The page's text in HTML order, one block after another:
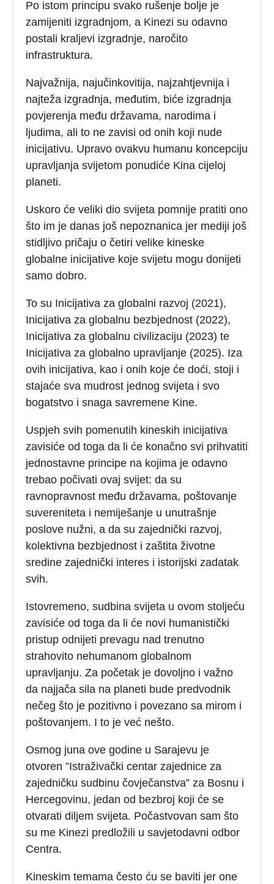
Po istom principu svako rušenje bolje je
zamijeniti izgradnjom, a Kinezi su odavno
postali kraljevi izgradnje, naročito
infrastruktura.
Najvažnija, najučinkovitija, najzahtjevnija i
najteža izgradnja, međutim, biće izgradnja
povjerenja među državama, narodima i
ljudima, ali to ne zavisi od onih koji nude
inicijativu. Upravo ovakvu humanu koncepciju
upravljanja svijetom ponudiće Kina cijeloj
planeti.
Uskoro će veliki dio svijeta pomnije pratiti ono
što im je danas još nepoznanica jer mediji još
stidljivo pričaju o četiri velike kineske
globalne inicijative koje svijetu mogu donijeti
samo dobro.
To su Inicijativa za globalni razvoj (2021),
Inicijativa za globalnu bezbjednost (2022),
Inicijativa za globalnu civilizaciju (2023) te
Inicijativa za globalno upravljanje (2025). Iza
ovih inicijativa, kao i onih koje će doći, stoji i
stajaće sva mudrost jednog svijeta i svo
bogatstvo i snaga savremene Kine.
Uspjeh svih pomenutih kineskih inicijativa
zavisiće od toga da li će konačno svi prihvatiti
jednostavne principe na kojima je odavno
trebao počivati ovaj svijet: da su
ravnopravnost među državama, poštovanje
suvereniteta i nemiješanje u unutrašnje
poslove nužni, a da su zajednički razvoj,
kolektivna bezbjednost i zaštita životne
sredine zajednički interes i istorijski zadatak
svih.
Istovremeno, sudbina svijeta u ovom stoljeću
zavisiće od toga da li će novi humanistički
pristup odnijeti prevagu nad trenutno
strahovito nehumanom globalnom
upravljanju. Za početak je dovoljno i važno
da najjača sila na planeti bude predvodnik
nečeg što je pozitivno i povezano sa mirom i
poštovanjem. I to je već nešto.
Osmog juna ove godine u Sarajevu je
otvoren ”Istraživački centar zajednice za
zajedničku sudbinu čovječanstva” za Bosnu i
Hercegovinu, jedan od bezbroj koji će se
otvarati diljem svijeta. Počastvovan sam što
su me Kinezi predložili u savjetodavni odbor
Centra.
Kineskim temama često ću se baviti jer one